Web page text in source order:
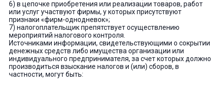
6) в цепочке приобретения или реализации товаров, работ
или услуг участвуют фирмы, у которых присутствуют
признаки «фирм-однодневок»;
7) налогоплательщик препятствует осуществлению
мероприятий налогового контроля.
Источниками информации, свидетельствующими о сокрытии
денежных средств либо имущества организации или
индивидуального предпринимателя, за счет которых должно
производиться взыскание налогов и (или) сборов, в
частности, могут быть: